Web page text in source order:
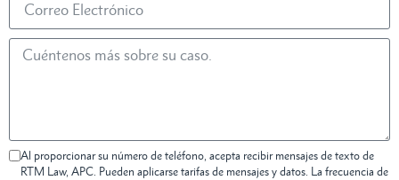
Al proporcionar su número de teléfono, acepta recibir mensajes de texto de
RTM Law, APC. Pueden aplicarse tarifas de mensajes y datos. La frecuencia de